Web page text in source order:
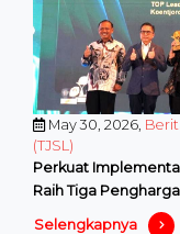
May 30, 2026,
(TJSL)
Perkuat
Raih Tiga
Selengkapnya